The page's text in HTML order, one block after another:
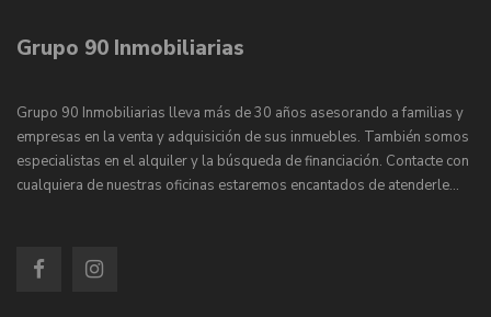
Grupo 90 Inmobiliarias
Grupo 90 Inmobiliarias lleva más de 30 años asesorando a familias y
empresas en la venta y adquisición de sus inmuebles. También somos
especialistas en el alquiler y la búsqueda de financiación. Contacte con
cualquiera de nuestras oficinas estaremos encantados de atenderle…